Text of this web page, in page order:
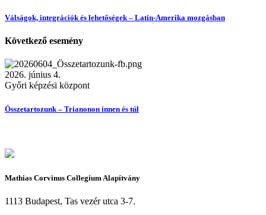
Válságok, integrációk és lehetőségek – Latin-Amerika mozgásban
Következő esemény
2026. június 4.
Győri képzési központ
Összetartozunk – Trianonon innen és túl
Mathias Corvinus Collegium Alapítvány
1113 Budapest, Tas vezér utca 3-7.